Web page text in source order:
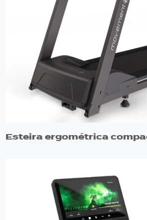
Esteira ergométrica